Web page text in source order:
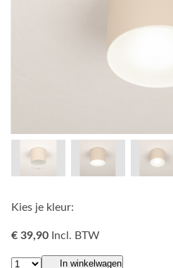
Kies je kleur:
€ 39,90 Incl. BTW
In winkelwagen